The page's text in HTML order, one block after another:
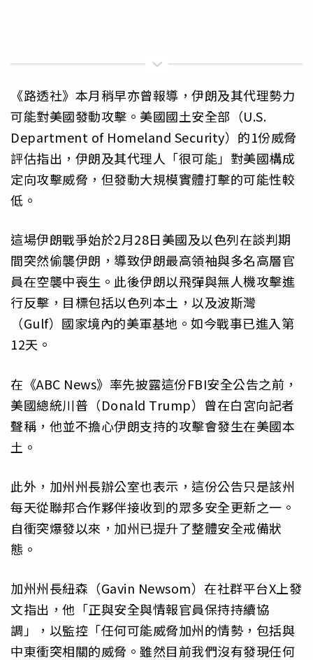
《路透社》本月稍早亦曾報導，伊朗及其代理勢力
可能對美國發動攻擊。美國國土安全部（U.S.
Department of Homeland Security）的1份威脅
評估指出，伊朗及其代理人「很可能」對美國構成
定向攻擊威脅，但發動大規模實體打擊的可能性較
低。
這場伊朗戰爭始於2月28日美國及以色列在談判期
間突然偷襲伊朗，導致伊朗最高領袖與多名高層官
員在空襲中喪生。此後伊朗以飛彈與無人機攻擊進
行反擊，目標包括以色列本土，以及波斯灣
（Gulf）國家境內的美軍基地。如今戰事已進入第
12天。
在《ABC News》率先披露這份FBI安全公告之前，
美國總統川普（Donald Trump）曾在白宮向記者
聲稱，他並不擔心伊朗支持的攻擊會發生在美國本
土。
此外，加州州長辦公室也表示，這份公告只是該州
每天從聯邦合作夥伴接收到的眾多安全更新之一。
自衝突爆發以來，加州已提升了整體安全戒備狀
態。
加州州長紐森（Gavin Newsom）在社群平台X上發
文指出，他「正與安全與情報官員保持持續協
調」，以監控「任何可能威脅加州的情勢，包括與
中東衝突相關的威脅。雖然目前我們沒有發現任何